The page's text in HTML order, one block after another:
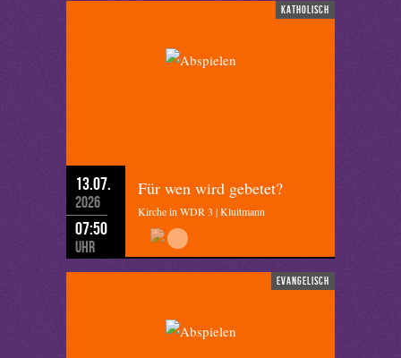
katholisch
13.07.
2026
07:50
Uhr
Für wen wird gebetet?
Kirche in WDR 3 | Kluitmann
evangelisch